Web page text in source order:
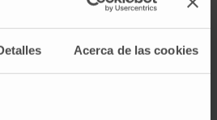
Acerca de las cookies
para los monitores de
y zonas de archivo.
de un área de Farmacia
clínicos y una planta de
en la atención a pacientes